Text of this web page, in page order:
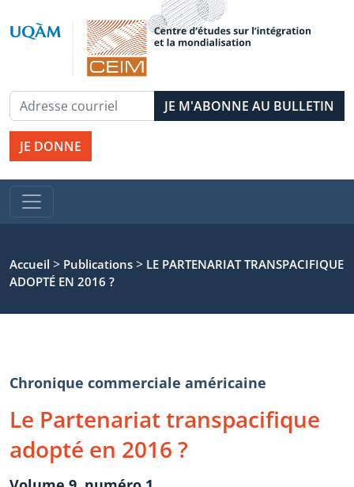
JE DONNE
Accueil > Publications > LE PARTENARIAT TRANSPACIFIQUE
ADOPTÉ EN 2016 ?
Chronique commerciale américaine
Le Partenariat transpacifique
adopté en 2016 ?